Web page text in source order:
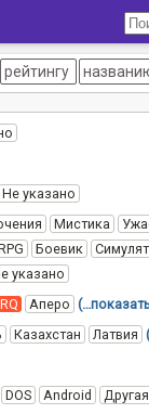
рейтингу
Не указано
Мистика
Боевик
указано
Аперо
Казахстан Латвия
DOS Android